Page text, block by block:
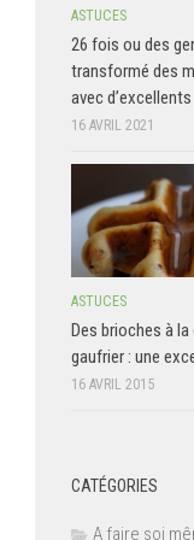
ASTUCES
26 fois ou des
transformé des
avec
16 AVRIL 2021
ASTUCES
Des brioches à la
gaufrier : une
16 AVRIL 2015
CATÉGORIES
A faire soi